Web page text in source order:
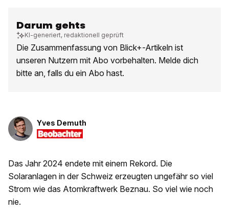
Darum gehts
KI-generiert, redaktionell geprüft
Die Zusammenfassung von Blick+-Artikeln ist
unseren Nutzern mit Abo vorbehalten. Melde dich
bitte an, falls du ein Abo hast.
Yves Demuth
Das Jahr 2024 endete mit einem Rekord. Die
Solaranlagen in der Schweiz erzeugten ungefähr so viel
Strom wie das Atomkraftwerk Beznau. So viel wie noch
nie.